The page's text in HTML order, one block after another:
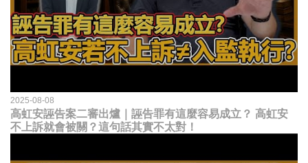
2025-08-08
高虹安誣告案二審出爐｜誣告罪有這麼容易成立？ 高虹安
不上訴就會被關？這句話其實不太對！